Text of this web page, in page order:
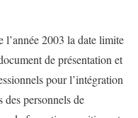
2003 la date limite
de présentation et
pour l’intégration
personnels de